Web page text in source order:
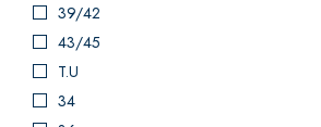
39/42
43/45
T.U
34